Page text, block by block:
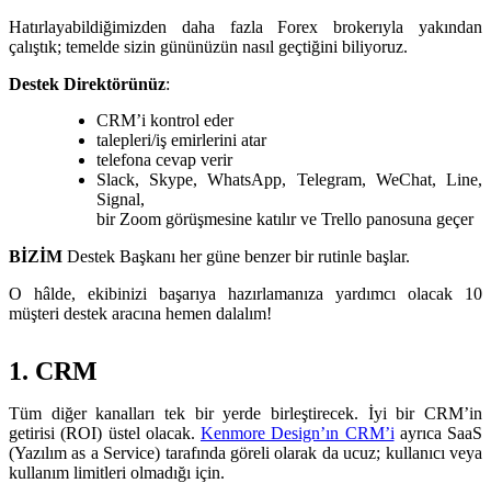
Hatırlayabildiğimizden daha fazla Forex brokerıyla yakından
çalıştık; temelde sizin gününüzün nasıl geçtiğini biliyoruz.
Destek Direktörünüz:
CRM’i kontrol eder
talepleri/iş emirlerini atar
telefona cevap verir
Slack, Skype, WhatsApp, Telegram, WeChat, Line,
Signal,
bir Zoom görüşmesine katılır ve Trello panosuna geçer
BİZİM Destek Başkanı her güne benzer bir rutinle başlar.
O hâlde, ekibinizi başarıya hazırlamanıza yardımcı olacak 10
müşteri destek aracına hemen dalalım!
1. CRM
Tüm diğer kanalları tek bir yerde birleştirecek. İyi bir CRM’in
getirisi (ROI) üstel olacak. Kenmore Design’ın CRM’i ayrıca SaaS
(Yazılım as a Service) tarafında göreli olarak da ucuz; kullanıcı veya
kullanım limitleri olmadığı için.